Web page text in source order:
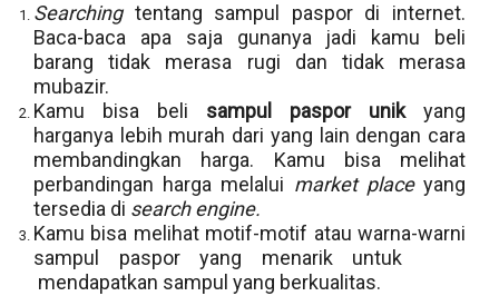
Searching tentang sampul paspor di internet.
Baca-baca apa saja gunanya jadi kamu beli
barang tidak merasa rugi dan tidak merasa
mubazir.
Kamu bisa beli sampul paspor unik yang
harganya lebih murah dari yang lain dengan cara
membandingkan harga. Kamu bisa melihat
perbandingan harga melalui market placeyang
tersedia di search engine.
Kamu bisa melihat motif-motif atau warna-warni
sampul paspor yang menarik untuk
mendapatkan sampul yang berkualitas.